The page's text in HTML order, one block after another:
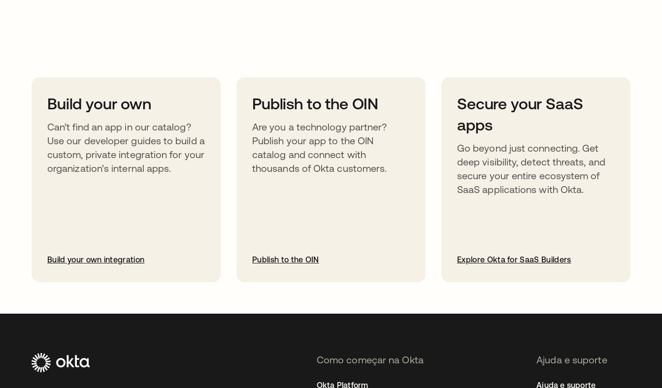
Build your own
Can’t find an app in our catalog?
Use our developer guides to build a
custom, private integration for your
organization’s internal apps.
Build your own integration
Publish to the OIN
Are you a technology partner?
Publish your app to the OIN
catalog and connect with
thousands of Okta customers.
Publish to the OIN
Secure your SaaS
apps
Go beyond just connecting. Get
deep visibility, detect threats, and
secure your entire ecosystem of
SaaS applications with Okta.
Explore Okta for SaaS Builders
Como começar na Okta
Okta Platform
Ajuda e suporte
Ajuda e suporte